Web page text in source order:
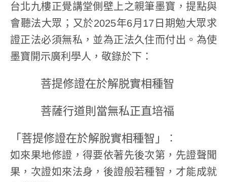
台北九樓正覺講堂側壁上之親筆墨寶，提點與
會聽法大眾；又於2025年6月17日期勉大眾求
證正法必須無私，並為正法久住而付出。為使
墨寶開示廣利學人，敬錄於下：
菩提修證在於解脱實相種智
菩薩行道則當無私正直培福
「菩提修證在於解脫實相種智」
：
如來果地修證，得要依著先後次第，先證聲聞
果，次證如來法身，後證般若種智，才能成就